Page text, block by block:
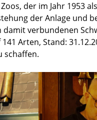
der im Jahr 1953
der Anlage und
verbundenen
Arten, Stand:
schaffen.